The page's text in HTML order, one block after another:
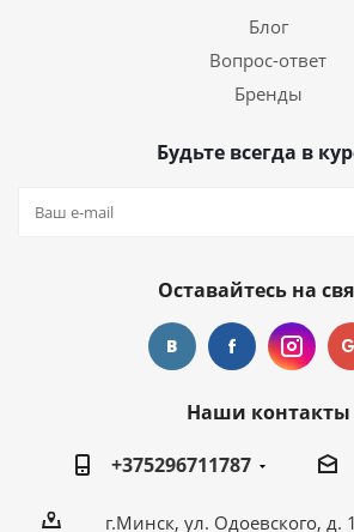
Блог
Вопрос-ответ
Бренды
Будьте всегда в
Оставайтесь на
Наши контакты
+375296711787
г.Минск, ул. Одоевского, д.